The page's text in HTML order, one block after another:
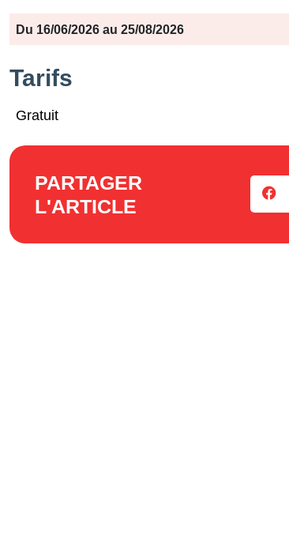
Période Jours Horaires
Du 16/06/2026 au 25/08/2026
Tarifs
Gratuit
PARTAGER
L'ARTICLE